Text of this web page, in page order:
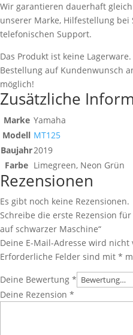
Wir garantieren dauerhaft
unserer Marke, Hilfestellung bei
telefonischen Support.
Das Produkt ist keine
Bestellung auf Kundenwunsch
möglich!
Zusätzliche
Marke Yamaha
Modell MT125
Baujahr2019
Farbe Limegreen, Neon Grün
Rezensionen
Es gibt noch keine Rezensionen.
Schreibe die erste Rezension
auf schwarzer Maschine“
Deine E-Mail-Adresse wird
Erforderliche Felder sind mit *
Deine Bewertung *
Deine Rezension *